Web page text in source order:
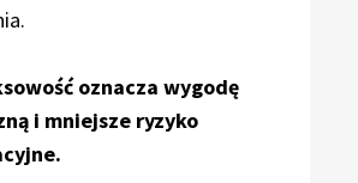
oznacza wygodę
i mniejsze ryzyko